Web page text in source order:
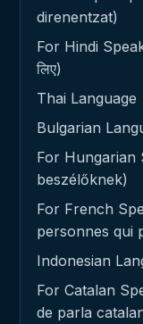
direnentzat)
For Hindi
लिए)
Thai Language
Bulgarian
For Hungarian
beszélőknek)
For French
personnes qui
Indonesian
For Catalan
de parla